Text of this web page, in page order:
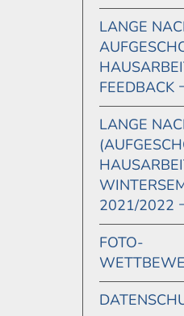
LANGE
FEEDBACK
LANGE
2021/2022
FOTO-